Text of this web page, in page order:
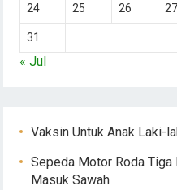
24 25 26 27
31
« Jul
Vaksin Untuk Anak Laki-
Sepeda Motor Roda
Masuk Sawah